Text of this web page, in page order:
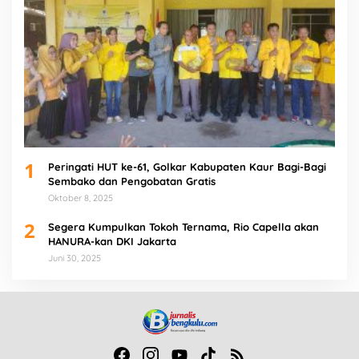
1
Peringati HUT ke-61, Golkar Kabupaten Kaur Bagi-Bagi
Sembako dan Pengobatan Gratis
Oktober 8, 2025
2
Segera Kumpulkan Tokoh Ternama, Rio Capella akan
HANURA-kan DKI Jakarta
Juni 30, 2025